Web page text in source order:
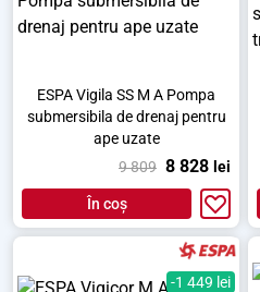
ESPA Vigila SS M A Pompa
submersibila de drenaj pentru
ape uzate
9 809 8 828 lei
În coș
-1 449 lei